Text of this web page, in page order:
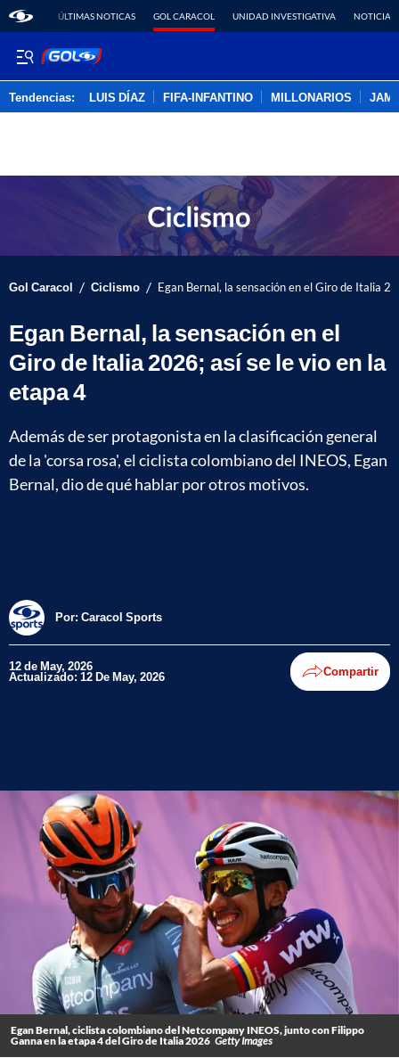
ÚLTIMAS NOTICAS GOL CARACOL UNIDAD INVESTIGATIVA NOTICIAS
Tendencias: LUIS DÍAZ FIFA-INFANTINO MILLONARIOS
Gol Caracol / Ciclismo / Egan Bernal, la sensación en el Giro de Italia
Egan Bernal, la sensación en el
Giro de Italia 2026; así se le vio en la
etapa 4
Además de ser protagonista en la clasificación general
de la 'corsa rosa', el ciclista colombiano del INEOS, Egan
Bernal, dio de qué hablar por otros motivos.
Por: Caracol Sports
12 de May, 2026
Actualizado: 12 De May, 2026 Compartir
Egan Bernal, ciclista colombiano del Netcompany INEOS, junto con Filippo
Ganna en la etapa 4 del Giro de Italia 2026 Getty Images